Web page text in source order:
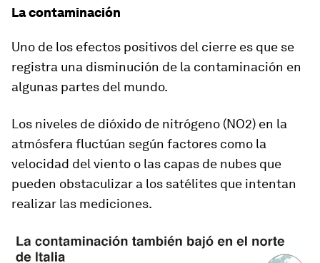
La contaminación
Uno de los efectos positivos del cierre es que se
registra una disminución de la contaminación en
algunas partes del mundo.
Los niveles de dióxido de nitrógeno (NO2) en la
atmósfera fluctúan según factores como la
velocidad del viento o las capas de nubes que
pueden obstaculizar a los satélites que intentan
realizar las mediciones.